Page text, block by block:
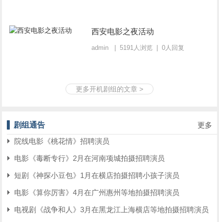
西安电影之夜活动
admin | 5191人浏览 | 0人回复
更多开机剧组的文章 >
剧组通告
更多
院线电影《桃花情》招聘演员
电影《毒断专行》2月在河南项城拍摄招聘演员
短剧《神探小豆包》1月在横店拍摄招聘小孩子演员
电影《算你厉害》4月在广州惠州等地拍摄招聘演员
电视剧《战争和人》3月在黑龙江上海横店等地拍摄招聘演员